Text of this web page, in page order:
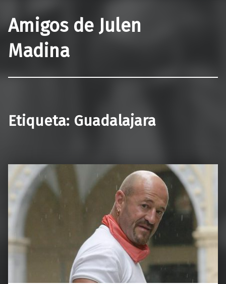
Amigos de Julen
Madina
Etiqueta: Guadalajara